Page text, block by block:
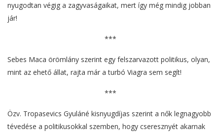
nyugodtan végig a zagyvaságaikat, mert így még mindig jobban
jár!
***
Sebes Maca örömlány szerint egy felszarvazott politikus, olyan,
mint az ehető állat, rajta már a turbó Viagra sem segít!
***
Özv. Tropasevics Gyuláné kisnyugdíjas szerint a nők legnagyobb
tévedése a politikusokkal szemben, hogy cseresznyét akarnak